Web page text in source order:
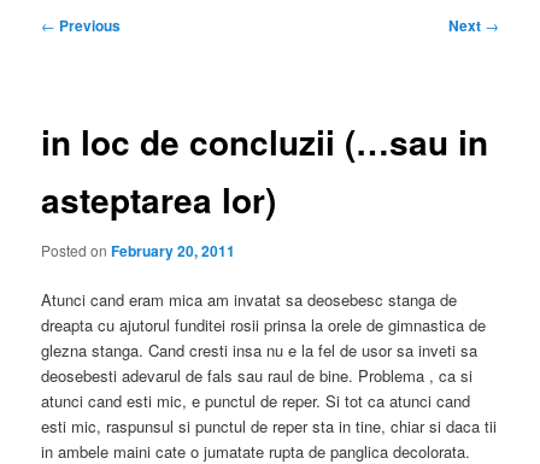
Post
← Previous Next →
in loc de concluzii (…sau in
asteptarea lor)
Posted onFebruary 20, 2011
Atunci cand eram mica am invatat sa deosebesc stanga de
dreapta cu ajutorul funditei rosii prinsa la orele de gimnastica de
glezna stanga. Cand cresti insa nu e la fel de usor sa inveti sa
deosebesti adevarul de fals sau raul de bine. Problema , ca si
atunci cand esti mic, e punctul de reper. Si tot ca atunci cand
esti mic, raspunsul si punctul de reper sta in tine, chiar si daca tii
in ambele maini cate o jumatate rupta de panglica decolorata.